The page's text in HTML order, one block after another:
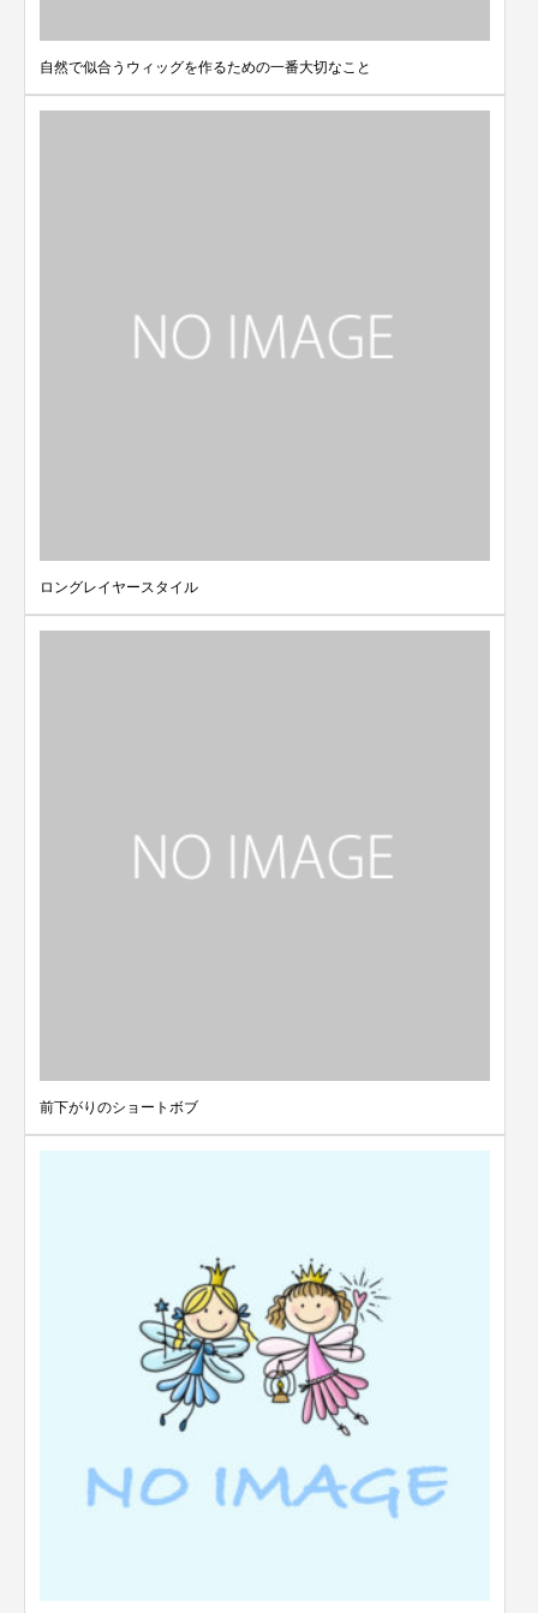
自然で似合うウィッグを作るための一番大切なこと
ロングレイヤースタイル
前下がりのショートボブ